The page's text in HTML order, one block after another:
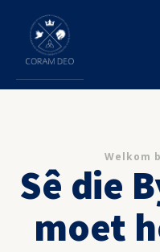
Welkom
Sê die
moet